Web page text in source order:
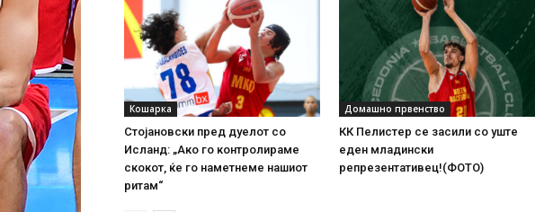
Кошарка
Стојановски пред дуелот со
Исланд: „Ако го контролираме
скокот, ќе го наметнеме нашиот
ритам“
Домашно првенство
КК Пелистер се засили со уште
еден младински
репрезентативец!(ФОТО)